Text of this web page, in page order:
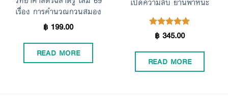
เรื่อง การคำนวณกวนสมอง
฿199.00
READ MORE
Rated5.00
฿345.00
READ MORE